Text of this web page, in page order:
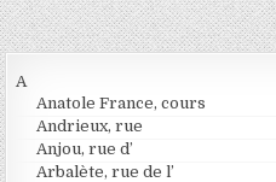
A
Anatole France, cours
Andrieux, rue
Anjou, rue d’
Arbalète, rue de l’